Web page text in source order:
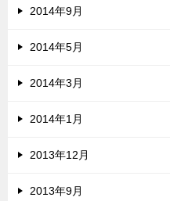
2014年9月
2014年5月
2014年3月
2014年1月
2013年12月
2013年9月